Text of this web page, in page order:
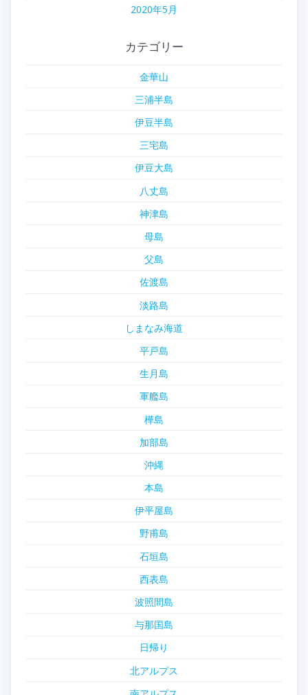
2020年5月
カテゴリー
金華山
三浦半島
伊豆半島
三宅島
伊豆大島
八丈島
神津島
母島
父島
佐渡島
淡路島
しまなみ海道
平戸島
生月島
軍艦島
樺島
加部島
沖縄
本島
伊平屋島
野甫島
石垣島
西表島
波照間島
与那国島
日帰り
北アルプス